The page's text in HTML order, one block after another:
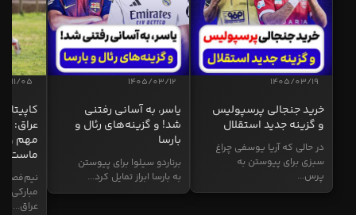
1405/03/19
خرید جنجالی پرسپولیس
و گزینه جدید استقلال
در حالی که آریا یوسفی چراغ
سبزی برای پیوستن به
پرس...
1405/03/12
یاسر، به آسانی رفتنی
شد! و گزینه‌های رئال و
بارسا
برناردو سیلوا برای پیوستن
به بارسا ابراز تمایل کرد...
11/05
عراق:
مهم و
ماست
نیم‌فصل
مبارکی
عراق...